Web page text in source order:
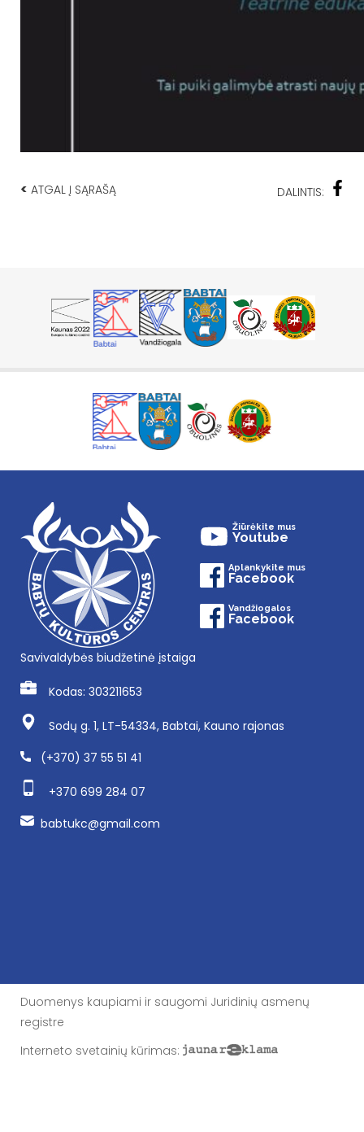
< ATGAL Į SĄRAŠĄ DALINTIS:
Žiūrėkite mus
Youtube
Aplankykite mus
Facebook
Vandžiogalos
Facebook
Savivaldybės biudžetinė įstaiga
Kodas: 303211653
Sodų g. 1, LT-54334, Babtai, Kauno rajonas
(+370) 37 55 51 41
+370 699 284 07
babtukc@gmail.com
Duomenys kaupiami ir saugomi Juridinių asmenų
registre
Interneto svetainių kūrimas: